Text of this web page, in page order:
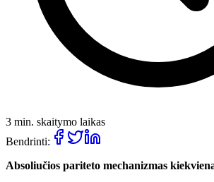
3 min. skaitymo laikas
Bendrinti:
Absoliučios pariteto mechanizmas